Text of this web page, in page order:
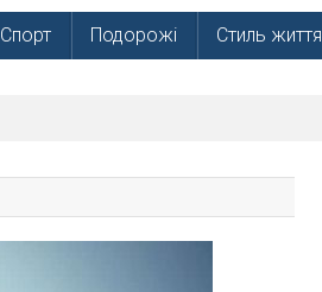
Спорт Подорожі Стиль життя